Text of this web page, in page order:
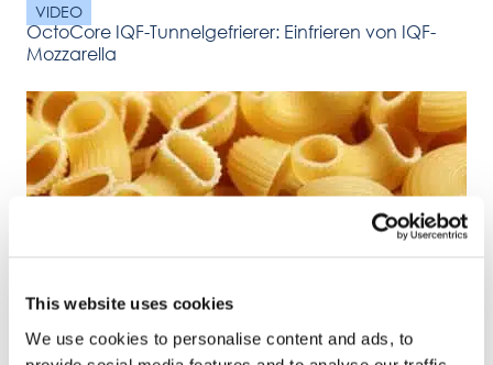
This website uses cookies
We use cookies to personalise content and ads, to
VIDEO
OctoCore IQF-Tunnelgefrierer: Einfrieren von IQF-
Mozzarella
OctoCore IQF-Tunnelgefrierer: IQF-Gefrieren von